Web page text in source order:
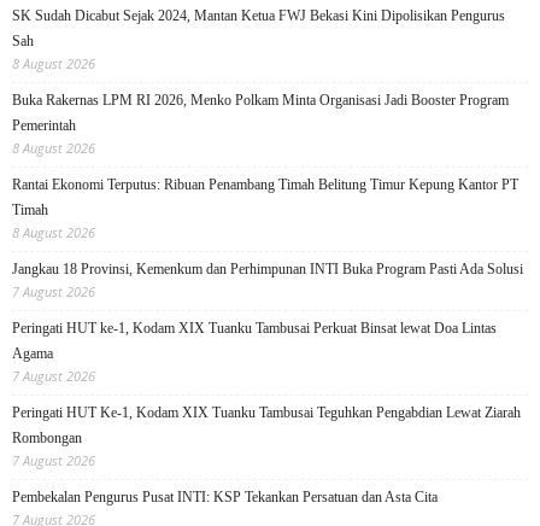
SK Sudah Dicabut Sejak 2024, Mantan Ketua FWJ Bekasi Kini Dipolisikan Pengurus
Sah
8 August 2026
Buka Rakernas LPM RI 2026, Menko Polkam Minta Organisasi Jadi Booster Program
Pemerintah
8 August 2026
Rantai Ekonomi Terputus: Ribuan Penambang Timah Belitung Timur Kepung Kantor PT
Timah
8 August 2026
Jangkau 18 Provinsi, Kemenkum dan Perhimpunan INTI Buka Program Pasti Ada Solusi
7 August 2026
Peringati HUT ke-1, Kodam XIX Tuanku Tambusai Perkuat Binsat lewat Doa Lintas
Agama
7 August 2026
Peringati HUT Ke-1, Kodam XIX Tuanku Tambusai Teguhkan Pengabdian Lewat Ziarah
Rombongan
7 August 2026
Pembekalan Pengurus Pusat INTI: KSP Tekankan Persatuan dan Asta Cita
7 August 2026